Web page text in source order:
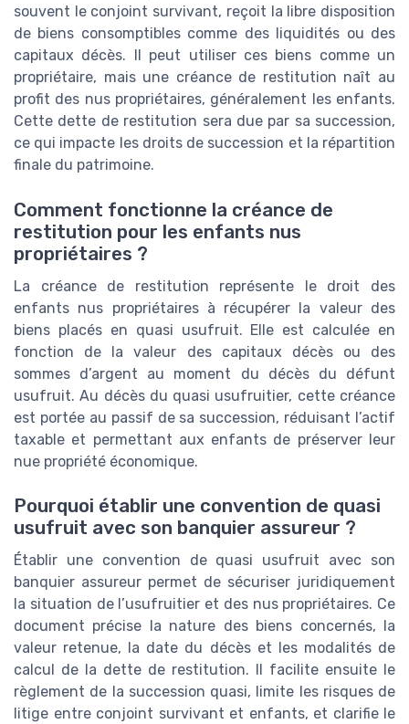
souvent le conjoint survivant, reçoit la libre disposition
de biens consomptibles comme des liquidités ou des
capitaux décès. Il peut utiliser ces biens comme un
propriétaire, mais une créance de restitution naît au
profit des nus propriétaires, généralement les enfants.
Cette dette de restitution sera due par sa succession,
ce qui impacte les droits de succession et la répartition
finale du patrimoine.
Comment fonctionne la créance de
restitution pour les enfants nus
propriétaires ?
La créance de restitution représente le droit des
enfants nus propriétaires à récupérer la valeur des
biens placés en quasi usufruit. Elle est calculée en
fonction de la valeur des capitaux décès ou des
sommes d’argent au moment du décès du défunt
usufruit. Au décès du quasi usufruitier, cette créance
est portée au passif de sa succession, réduisant l’actif
taxable et permettant aux enfants de préserver leur
nue propriété économique.
Pourquoi établir une convention de quasi
usufruit avec son banquier assureur ?
Établir une convention de quasi usufruit avec son
banquier assureur permet de sécuriser juridiquement
la situation de l’usufruitier et des nus propriétaires. Ce
document précise la nature des biens concernés, la
valeur retenue, la date du décès et les modalités de
calcul de la dette de restitution. Il facilite ensuite le
règlement de la succession quasi, limite les risques de
litige entre conjoint survivant et enfants, et clarifie le